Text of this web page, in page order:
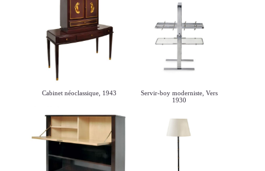
Cabinet néoclassique, 1943
Servir-boy moderniste, Vers
1930